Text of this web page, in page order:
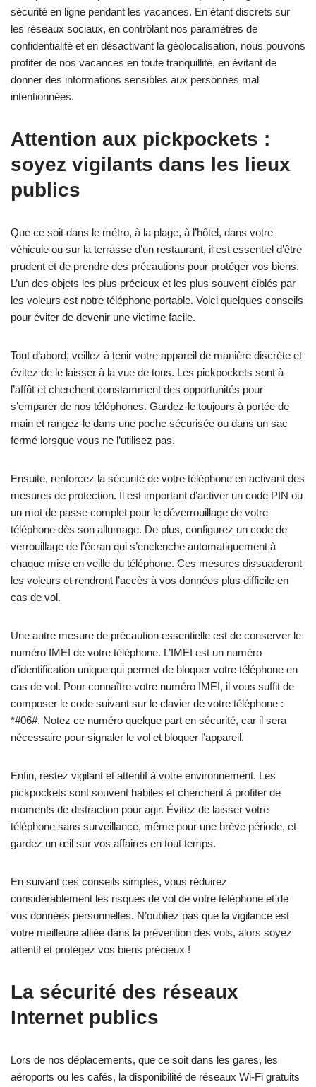
sécurité en ligne pendant les vacances. En étant discrets sur
les réseaux sociaux, en contrôlant nos paramètres de
confidentialité et en désactivant la géolocalisation, nous pouvons
profiter de nos vacances en toute tranquillité, en évitant de
donner des informations sensibles aux personnes mal
intentionnées.
Attention aux pickpockets :
soyez vigilants dans les lieux
publics
Que ce soit dans le métro, à la plage, à l’hôtel, dans votre
véhicule ou sur la terrasse d’un restaurant, il est essentiel d’être
prudent et de prendre des précautions pour protéger vos biens.
L’un des objets les plus précieux et les plus souvent ciblés par
les voleurs est notre téléphone portable. Voici quelques conseils
pour éviter de devenir une victime facile.
Tout d’abord, veillez à tenir votre appareil de manière discrète et
évitez de le laisser à la vue de tous. Les pickpockets sont à
l’affût et cherchent constamment des opportunités pour
s’emparer de nos téléphones. Gardez-le toujours à portée de
main et rangez-le dans une poche sécurisée ou dans un sac
fermé lorsque vous ne l’utilisez pas.
Ensuite, renforcez la sécurité de votre téléphone en activant des
mesures de protection. Il est important d’activer un code PIN ou
un mot de passe complet pour le déverrouillage de votre
téléphone dès son allumage. De plus, configurez un code de
verrouillage de l’écran qui s’enclenche automatiquement à
chaque mise en veille du téléphone. Ces mesures dissuaderont
les voleurs et rendront l’accès à vos données plus difficile en
cas de vol.
Une autre mesure de précaution essentielle est de conserver le
numéro IMEI de votre téléphone. L’IMEI est un numéro
d’identification unique qui permet de bloquer votre téléphone en
cas de vol. Pour connaître votre numéro IMEI, il vous suffit de
composer le code suivant sur le clavier de votre téléphone :
*#06#. Notez ce numéro quelque part en sécurité, car il sera
nécessaire pour signaler le vol et bloquer l’appareil.
Enfin, restez vigilant et attentif à votre environnement. Les
pickpockets sont souvent habiles et cherchent à profiter de
moments de distraction pour agir. Évitez de laisser votre
téléphone sans surveillance, même pour une brève période, et
gardez un œil sur vos affaires en tout temps.
En suivant ces conseils simples, vous réduirez
considérablement les risques de vol de votre téléphone et de
vos données personnelles. N’oubliez pas que la vigilance est
votre meilleure alliée dans la prévention des vols, alors soyez
attentif et protégez vos biens précieux !
La sécurité des réseaux
Internet publics
Lors de nos déplacements, que ce soit dans les gares, les
aéroports ou les cafés, la disponibilité de réseaux Wi-Fi gratuits